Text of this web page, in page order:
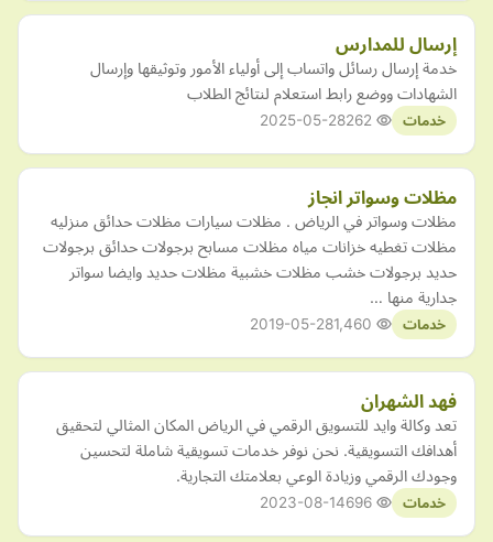
إرسال للمدارس
خدمة إرسال رسائل واتساب إلى أولياء الأمور وتوثيقها وإرسال
الشهادات ووضع رابط استعلام لنتائج الطلاب
خدمات 2025-05-28
مظلات وسواتر انجاز
مظلات وسواتر في الرياض . مظلات سيارات مظلات حدائق منزليه
مظلات تغطيه خزانات مياه مظلات مسابح برجولات حدائق برجولات
حديد برجولات خشب مظلات خشبية مظلات حديد وايضا سواتر
جدارية منها …
خدمات 2019-05-28
فهد الشهران
تعد وكالة وايد للتسويق الرقمي في الرياض المكان المثالي لتحقيق
أهدافك التسويقية. نحن نوفر خدمات تسويقية شاملة لتحسين
وجودك الرقمي وزيادة الوعي بعلامتك التجارية.
خدمات 2023-08-14